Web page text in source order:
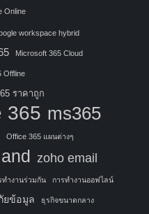
Online
workspace hybrid
Microsoft 365 Cloud
Offline
ราคาถูก
365 ms365
Office 365 แผนต่างๆ
zoho email
ทำงานร่วมกัน การทำงานออฟไลน์
ยข้อมูล ธุรกิจขนาดกลาง